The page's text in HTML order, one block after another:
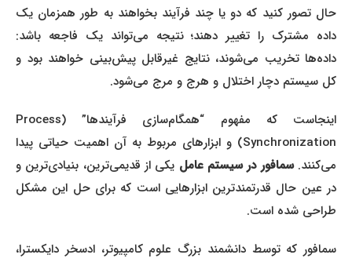
حال تصور کنید که دو یا چند فرآیند بخواهند به طور همزمان یک
داده مشترک را تغییر دهند؛ نتیجه می‌تواند یک فاجعه باشد:
داده‌ها تخریب می‌شوند، نتایج غیرقابل پیش‌بینی خواهند بود و
کل سیستم دچار اختلال و هرج و مرج می‌شود.
اینجاست که مفهوم “همگام‌سازی فرآیندها” (Process
Synchronization) و ابزارهای مربوط به آن اهمیت حیاتی پیدا
می‌کنند.سمافور در سیستم عاملیکی از قدیمی‌ترین، بنیادی‌ترین و
در عین حال قدرتمندترین ابزارهایی است که برای حل این مشکل
طراحی شده است.
سمافور که توسط دانشمند بزرگ علوم کامپیوتر، ادسخر دایکسترا،